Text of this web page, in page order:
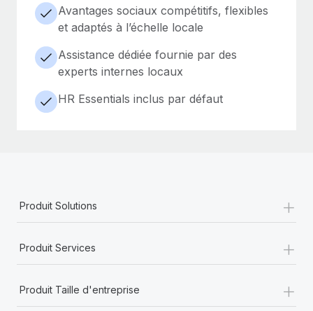
Avantages sociaux compétitifs, flexibles
et adaptés à l’échelle locale
Assistance dédiée fournie par des
experts internes locaux
HR Essentials inclus par défaut
Produit Solutions +
Produit Services +
Produit Taille d'entreprise +